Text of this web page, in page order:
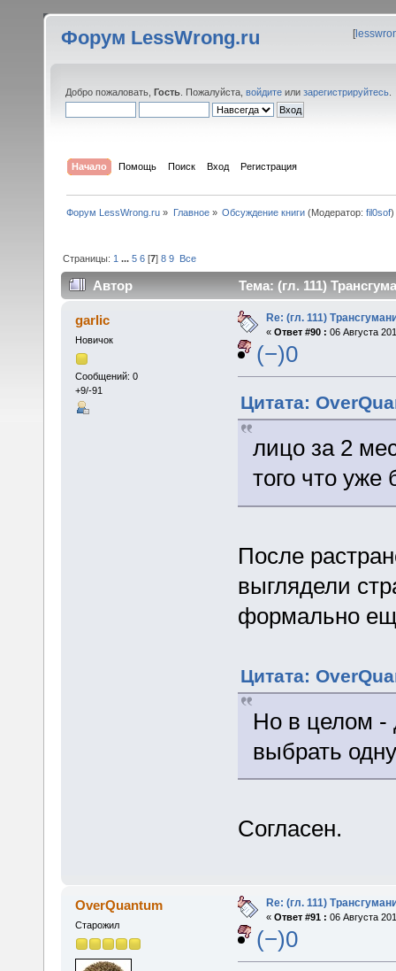
Форум LessWrong.ru [
Добро пожаловать, Гость . Пожалуйста, войдите или зарегистрируйтесь
Начало Помощь Поиск Вход Регистрация
Форум LessWrong.ru » Главное» Обсуждение книги(Модератор: fil0sof)
Страницы: 1 ...5 6 [7]8 9 Все
Автор Тема: (гл. 111)
garlic
Новичок
Сообщений: 0
+9/-91
Re: (гл. 111)
« Ответ #90 : 06 Августа
(−)0
Цитата:
лицо за 2
того что уже
После
выглядели
формально
Цитата:
Но в целом -
выбрать
Согласен.
OverQuantum
Старожил
Re: (гл. 111)
« Ответ #91 : 06 Августа
(−)0